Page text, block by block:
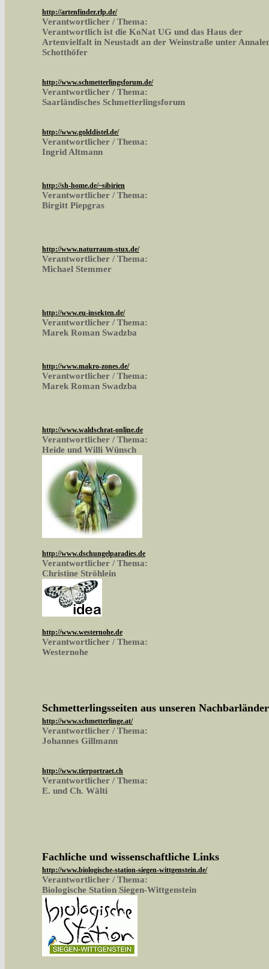
http://artenfinder.rlp.de/
Verantwortlicher / Thema:
Verantwortlich ist die KoNat UG und das Haus der
Artenvielfalt in Neustadt an der Weinstraße unter
Schotthöfer
http://www.schmetterlingsforum.de/
Verantwortlicher / Thema:
Saarländisches Schmetterlingsforum
http://www.golddistel.de/
Verantwortlicher / Thema:
Ingrid Altmann
http://sh-home.de/~sibirien
Verantwortlicher / Thema:
Birgitt Piepgras
http://www.naturraum-stux.de/
Verantwortlicher / Thema:
Michael Stemmer
http://www.eu-insekten.de/
Verantwortlicher / Thema:
Marek Roman Swadzba
http://www.makro-zones.de/
Verantwortlicher / Thema:
Marek Roman Swadzba
http://www.waldschrat-online.de
Verantwortlicher / Thema:
Heide und Willi Wünsch
http://www.dschungelparadies.de
Verantwortlicher / Thema:
Christine Ströhlein
http://www.westernohe.de
Verantwortlicher / Thema:
Westernohe
Schmetterlingsseiten aus unseren
http://www.schmetterlinge.at/
Verantwortlicher / Thema:
Johannes Gillmann
http://www.tierportraet.ch
Verantwortlicher / Thema:
E. und Ch. Wälti
Fachliche und wissenschaftliche Links
http://www.biologische-station-siegen-wittgenstein.de/
Verantwortlicher / Thema:
Biologische Station Siegen-Wittgenstein